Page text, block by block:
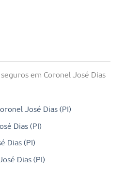
em Coronel José Dias
José Dias (PI)
Dias (PI)
Dias (PI)
Dias (PI)